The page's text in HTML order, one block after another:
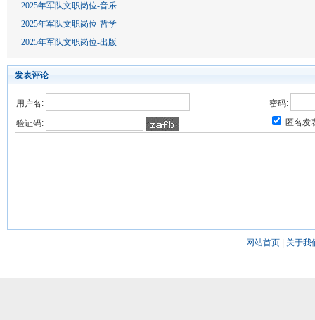
2025年军队文职岗位-音乐
2025年军队文职岗位-哲学
2025年军队文职岗位-出版
发表评论
用户名:
密码:
验证码:
匿名发
网站首页| 关于我